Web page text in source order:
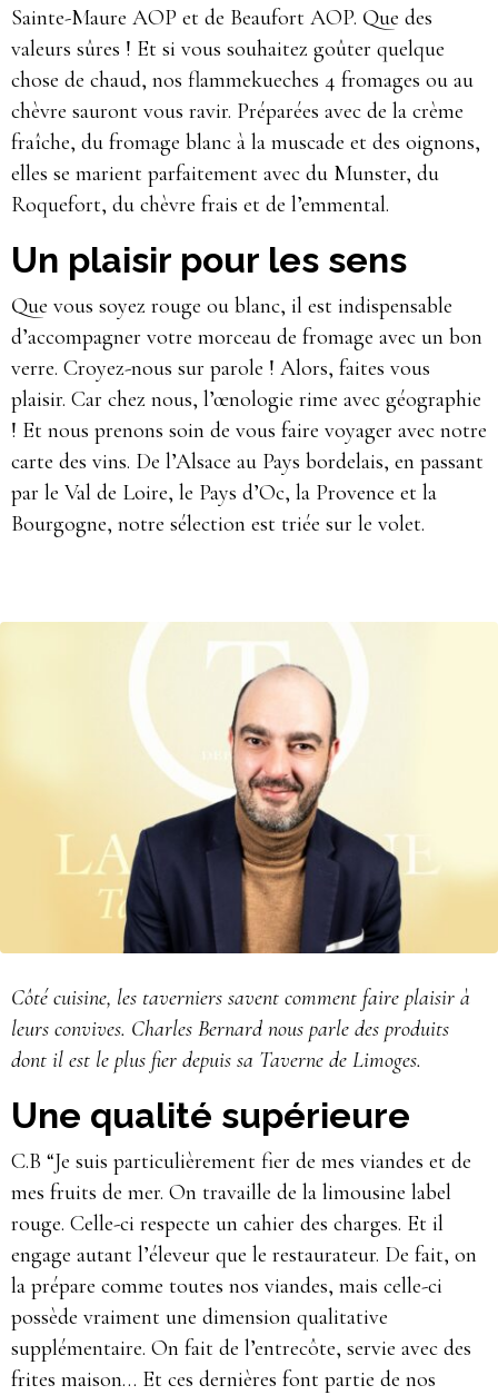
Sainte-Maure AOP et de Beaufort AOP. Que des
valeurs sûres ! Et si vous souhaitez goûter quelque
chose de chaud, nos flammekueches 4 fromages ou au
chèvre sauront vous ravir. Préparées avec de la crème
fraîche, du fromage blanc à la muscade et des oignons,
elles se marient parfaitement avec du Munster, du
Roquefort, du chèvre frais et de l’emmental.
Un plaisir pour les sens
Que vous soyez rouge ou blanc, il est indispensable
d’accompagner votre morceau de fromage avec un bon
verre. Croyez-nous sur parole ! Alors, faites vous
plaisir. Car chez nous, l’œnologie rime avec géographie
! Et nous prenons soin de vous faire voyager avec notre
carte des vins. De l’Alsace au Pays bordelais, en passant
par le Val de Loire, le Pays d’Oc, la Provence et la
Bourgogne, notre sélection est triée sur le volet.
Côté cuisine, les taverniers savent comment faire plaisir à
leurs convives. Charles Bernard nous parle des produits
dont il est le plus fier depuis sa Taverne de Limoges.
Une qualité supérieure
C.B “Je suis particulièrement fier de mes viandes et de
mes fruits de mer. On travaille de la limousine label
rouge. Celle-ci respecte un cahier des charges. Et il
engage autant l’éleveur que le restaurateur. De fait, on
la prépare comme toutes nos viandes, mais celle-ci
possède vraiment une dimension qualitative
supplémentaire. On fait de l’entrecôte, servie avec des
frites maison… Et ces dernières font partie de nos